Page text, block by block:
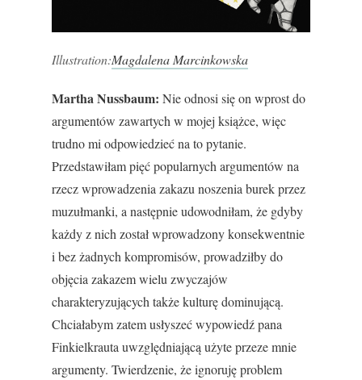
Illustration:Magdalena Marcinkowska
Martha Nussbaum: Nie odnosi się on wprost do
argumentów zawartych w mojej książce, więc
trudno mi odpowiedzieć na to pytanie.
Przedstawiłam pięć popularnych argumentów na
rzecz wprowadzenia zakazu noszenia burek przez
muzułmanki, a następnie udowodniłam, że gdyby
każdy z nich został wprowadzony konsekwentnie
i bez żadnych kompromisów, prowadziłby do
objęcia zakazem wielu zwyczajów
charakteryzujących także kulturę dominującą.
Chciałabym zatem usłyszeć wypowiedź pana
Finkielkrauta uwzględniającą użyte przeze mnie
argumenty. Twierdzenie, że ignoruję problem